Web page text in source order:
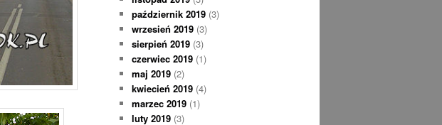
październik 2019 (3)
wrzesień 2019 (3)
sierpień 2019 (3)
czerwiec 2019 (1)
maj 2019 (2)
kwiecień 2019 (4)
marzec 2019 (1)
luty 2019 (3)